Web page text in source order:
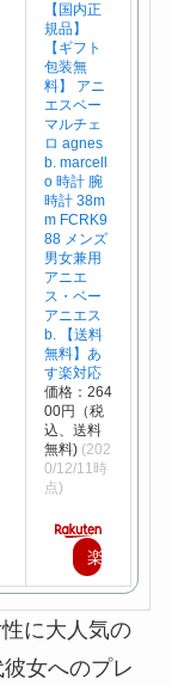
【国内正
規品】
【ギフト
包装無
料】 アニ
エスベー
マルチェ
ロ agnes
b. marcell
o 時計 腕
時計 38m
m FCRK9
88 メンズ
男女兼用
アニエ
ス・ベー
アニエス
b. 【送料
無料】あ
す楽対応
価格：264
00円（税
込、送料
無料) (202
0/12/11時
点)
楽
天
で
購
に大人気の
女へのプレ